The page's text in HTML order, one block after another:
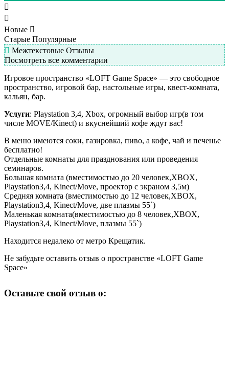
Новые
Старые Популярные
Межтекстовые Отзывы
Посмотреть все комментарии
Игровое пространство «LOFT Game Space» — это свободное
пространство, игровой бар, настольные игры, квест-комната,
кальян, бар.
Услуги: Playstation 3,4, Xbox, огромный выбор игр(в том
числе MOVE/Kinect) и вкуснейший кофе ждут вас!
В меню имеются соки, газировка, пиво, а кофе, чай и печенье
бесплатно!
Отдельные комнаты для празднования или проведения
семинаров.
Большая комната (вместимостью до 20 человек,XBOX,
Playstation3,4, Kinect/Move, проектор с экраном 3,5м)
Средняя комната (вместимостью до 12 человек,XBOX,
Playstation3,4, Kinect/Move, две плазмы 55`)
Маленькая комната(вместимостью до 8 человек,XBOX,
Playstation3,4, Kinect/Move, плазмы 55`)
Находится недалеко от метро Крещатик.
Не забудьте оставить отзыв о пространстве «LOFT Game
Space»
Оставьте свой отзыв о: